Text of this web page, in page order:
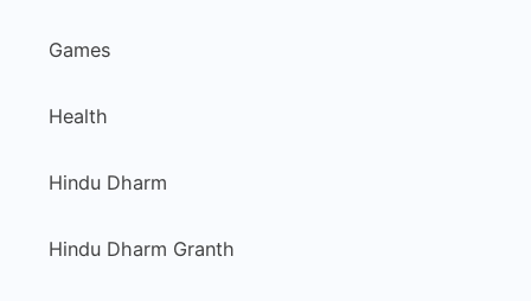
Games
Health
Hindu Dharm
Hindu Dharm Granth